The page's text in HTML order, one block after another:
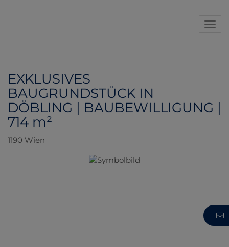
EXKLUSIVES
BAUGRUNDSTÜCK IN
DÖBLING | BAUBEWILLIGUNG |
714 m²
1190 Wien